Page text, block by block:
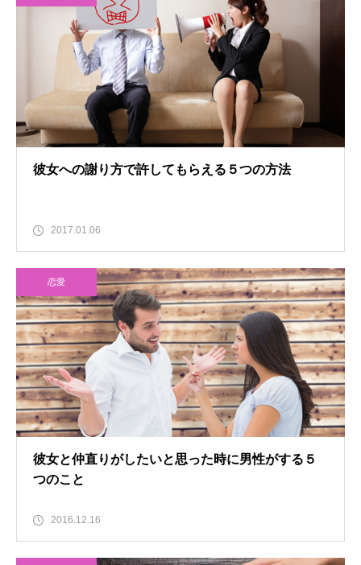
彼女への謝り方で許してもらえる５つの方法
2017.01.06
恋愛
彼女と仲直りがしたいと思った時に男性がする５
つのこと
2016.12.16